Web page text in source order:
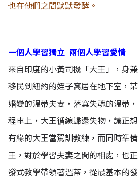
也在他們之間默默發酵。
一個人學習獨立 兩個人學習愛情
來自印度的小黃司機「大王」，身
移民到紐約的姪子窩居在地下室，
婚變的溫蒂夫妻，落寞失魂的溫蒂
程車上，大王循線歸還失物，讓正
有緣的大王當駕訓教練，而同時準
王，對於學習夫妻之間的相處，也
發式教學帶領著溫蒂，從最基本的